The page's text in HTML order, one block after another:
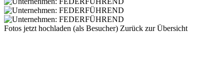
Fotos jetzt hochladen (als Besucher) Zurück zur Übersicht